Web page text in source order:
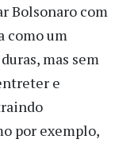
Bolsonaro com
como um
mas sem
e
por exemplo,